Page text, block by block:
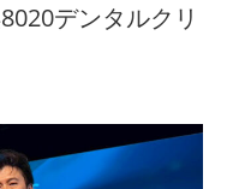
デンタルクリ